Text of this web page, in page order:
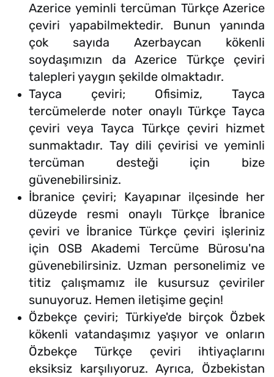
Azerice yeminli tercüman Türkçe Azerice
çeviri yapabilmektedir. Bunun yanında
çok sayıda Azerbaycan kökenli
soydaşımızın da Azerice Türkçe çeviri
talepleri yaygın şekilde olmaktadır.
Tayca çeviri; Ofisimiz, Tayca
tercümelerde noter onaylı Türkçe Tayca
çeviri veya Tayca Türkçe çeviri hizmet
sunmaktadır. Tay dili çevirisi ve yeminli
tercüman desteği için bize
güvenebilirsiniz.
İbranice çeviri; Kayapınar ilçesinde her
düzeyde resmi onaylı Türkçe İbranice
çeviri ve İbranice Türkçe çeviri işleriniz
için OSB Akademi Tercüme Bürosu'na
güvenebilirsiniz. Uzman personelimiz ve
titiz çalışmamız ile kusursuz çeviriler
sunuyoruz. Hemen iletişime geçin!
Özbekçe çeviri; Türkiye'de birçok Özbek
kökenli vatandaşımız yaşıyor ve onların
Özbekçe Türkçe çeviri ihtiyaçlarını
eksiksiz karşılıyoruz. Ayrıca, Özbekistan